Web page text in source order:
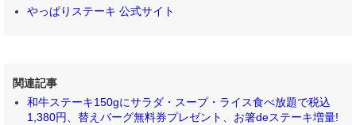
やっぱりステーキ 公式サイト
関連記事
和牛ステーキ150gにサラダ・スープ・ライス食べ放題で税込
1,380円、替えバーグ無料券プレゼント、お箸deステーキ増量!